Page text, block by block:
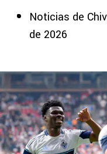
Noticias de
de 2026